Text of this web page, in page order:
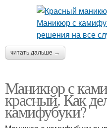
читать дальше →
Маникюр с
красный. Как
камифубуки?